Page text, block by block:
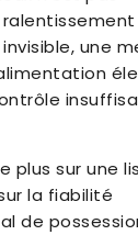
une
plus sur une
la fiabilité
de